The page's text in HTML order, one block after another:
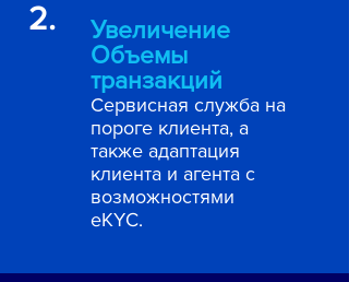
2.
Увеличение
Объемы
транзакций
Сервисная служба на
пороге клиента, а
также адаптация
клиента и агента с
возможностями
eKYC.